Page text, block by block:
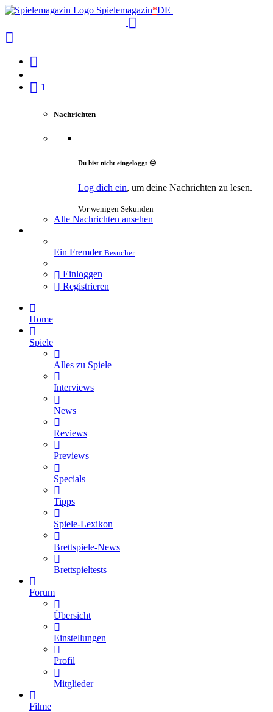
Spielemagazin*DE
1
Nachrichten
Du bist nicht eingeloggt 😔
Log dich ein, um deine Nachrichten zu lesen.
Vor wenigen Sekunden
Alle Nachrichten ansehen
Ein Fremder Besucher
Einloggen
Registrieren
Home
Spiele
Alles zu Spiele
Interviews
News
Reviews
Previews
Specials
Tipps
Spiele-Lexikon
Brettspiele-News
Brettspieltests
Forum
Übersicht
Einstellungen
Profil
Mitglieder
Filme